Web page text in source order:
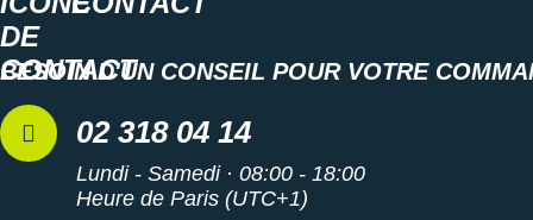
BESOIN D'UN CONSEIL POUR VOTRE
02 318 04 14
Lundi - Samedi · 08:00 - 18:00
Heure de Paris (UTC+1)